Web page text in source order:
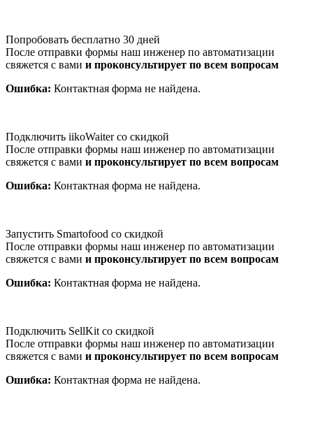
Попробовать бесплатно 30 дней
После отправки формы наш инженер по автоматизации
свяжется с вами и проконсультирует по всем вопросам
Ошибка: Контактная форма не найдена.
Подключить iikoWaiter со скидкой
После отправки формы наш инженер по автоматизации
свяжется с вами и проконсультирует по всем вопросам
Ошибка: Контактная форма не найдена.
Запустить Smartofood со скидкой
После отправки формы наш инженер по автоматизации
свяжется с вами и проконсультирует по всем вопросам
Ошибка: Контактная форма не найдена.
Подключить SellKit со скидкой
После отправки формы наш инженер по автоматизации
свяжется с вами и проконсультирует по всем вопросам
Ошибка: Контактная форма не найдена.